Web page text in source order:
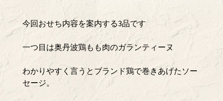
今回おせち内容を案内する3品です
一つ目は奥丹波鶏もも肉のガランティーヌ
わかりやすく言うとブランド鶏で巻きあげたソー
セージ。